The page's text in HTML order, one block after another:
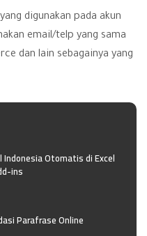
digunakan pada akun
email/telp yang sama
dan lain sebagainya yang
Otomatis di Excel
ins
Parafrase Online